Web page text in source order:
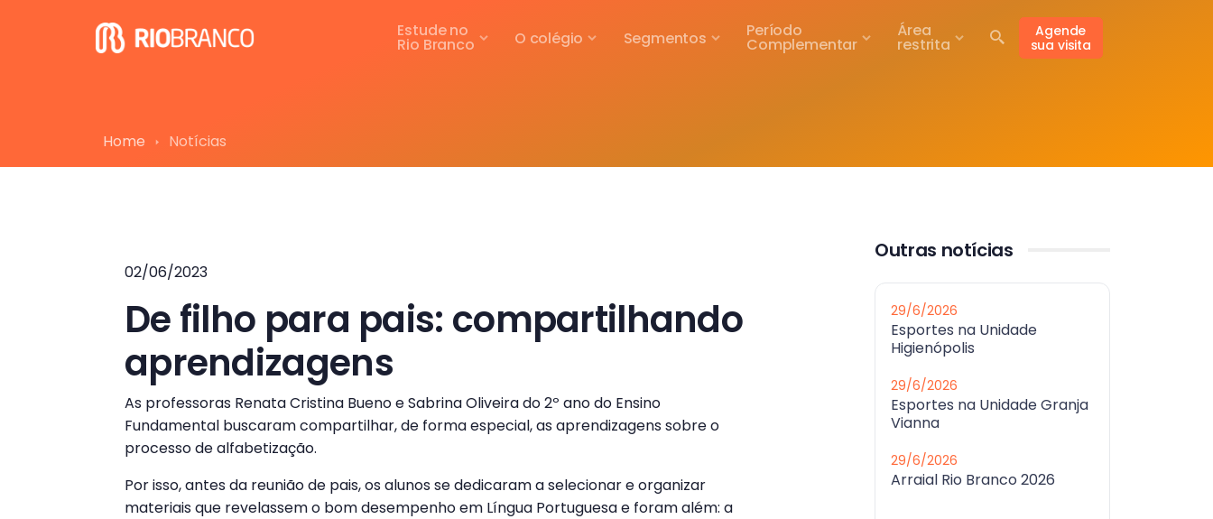
Agende
sua visita
Estude no
Rio Branco O colégio Segmentos Período
Complementar
Área
restrita
Home Notícias
02/06/2023
De filho para pais: compartilhando
aprendizagens
As professoras Renata Cristina Bueno e Sabrina Oliveira do 2º ano do Ensino
Fundamental buscaram compartilhar, de forma especial, as aprendizagens sobre o
processo de alfabetização.
Por isso, antes da reunião de pais, os alunos se dedicaram a selecionar e organizar
materiais que revelassem o bom desempenho em Língua Portuguesa e foram além: a
Outras notícias
29/6/2026
Esportes na Unidade
Higienópolis
29/6/2026
Esportes na Unidade Granja
Vianna
29/6/2026
Arraial Rio Branco 2026